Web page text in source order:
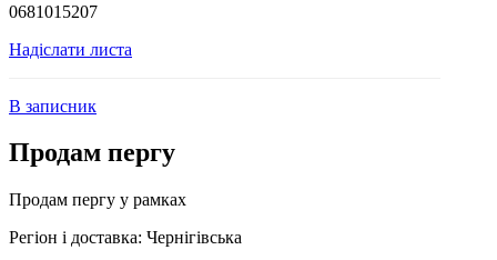
0681015207
Надіслати листа
В записник
Продам пергу
Продам пергу у рамках
Регіон і доставка: Чернігівська